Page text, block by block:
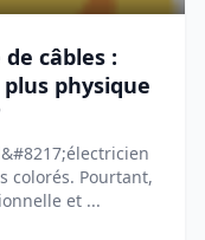
câbles :
physique
colorés. Pourtant,
et ...